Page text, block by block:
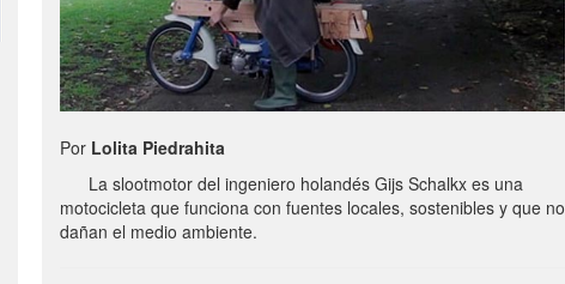
Por Lolita Piedrahita
La slootmotor del ingeniero holandés Gijs Schalkx es una
motocicleta que funciona con fuentes locales, sostenibles y que no
dañan el medio ambiente.